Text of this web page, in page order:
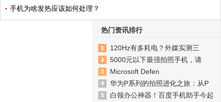
手机为啥发热应该如何处理？
热门资讯排行
120Hz有多耗电？外媒实测三
5000元以下最强拍照手机，请
Microsoft Defen
华为P系列的拍照进化之旅：从P
白领办公神器！百度手机助手今起